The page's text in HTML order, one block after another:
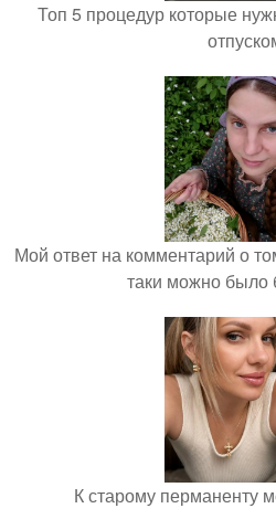
Топ 5 процедур которые
Мой ответ на комментарий о
таки можно было
К старому перманенту